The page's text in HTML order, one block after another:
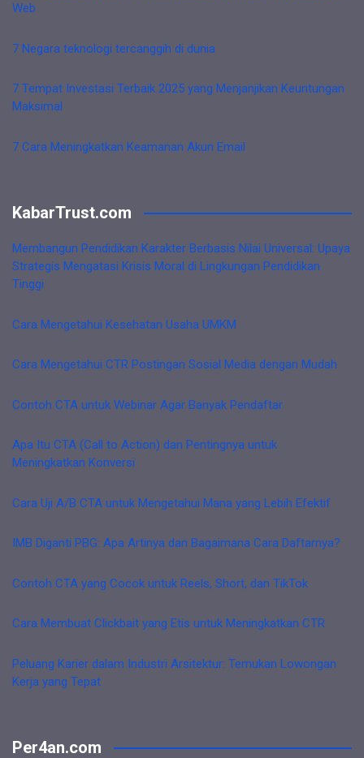
Web
7 Negara teknologi tercanggih di dunia
7 Tempat Investasi Terbaik 2025 yang Menjanjikan Keuntungan
Maksimal
7 Cara Meningkatkan Keamanan Akun Email
KabarTrust.com
Membangun Pendidikan Karakter Berbasis Nilai Universal: Upaya
Strategis Mengatasi Krisis Moral di Lingkungan Pendidikan
Tinggi
Cara Mengetahui Kesehatan Usaha UMKM
Cara Mengetahui CTR Postingan Sosial Media dengan Mudah
Contoh CTA untuk Webinar Agar Banyak Pendaftar
Apa Itu CTA (Call to Action) dan Pentingnya untuk
Meningkatkan Konversi
Cara Uji A/B CTA untuk Mengetahui Mana yang Lebih Efektif
IMB Diganti PBG: Apa Artinya dan Bagaimana Cara Daftarnya?
Contoh CTA yang Cocok untuk Reels, Short, dan TikTok
Cara Membuat Clickbait yang Etis untuk Meningkatkan CTR
Peluang Karier dalam Industri Arsitektur: Temukan Lowongan
Kerja yang Tepat
Per4an.com